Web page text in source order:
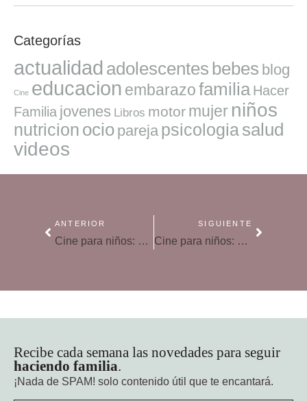
Categorías
actualidad adolescentes bebes blog
Cine educacion embarazofamilia Hacer
Familia jovenes Libros motor mujer niños
nutricion ocio pareja psicologiasalud
videos
ANTERIOR
Cine para niños: «El viento se levanta»
SIGUIENTE
Cine para niños: «La tropa de trapo en la selva del arcoíris»
Recibe cada semana las novedades para seguir
haciendo familia.
¡Nada de SPAM! solo contenido útil que te encantará.